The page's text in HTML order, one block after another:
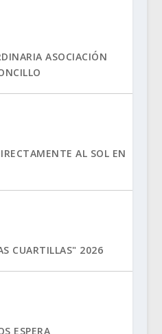
ASOCIACIÓN
AL SOL EN
CUARTILLAS" 2026
ESPERA